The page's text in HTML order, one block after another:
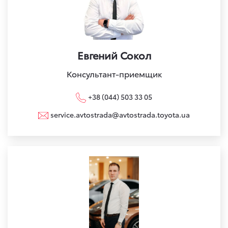
Евгений Сокол
Консультант-приемщик
+38 (044) 503 33 05
service.avtostrada@avtostrada.toyota.ua